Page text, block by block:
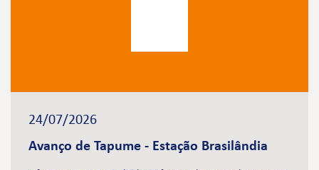
24/07/2026
Avanço de Tapume - Estação Brasilândia